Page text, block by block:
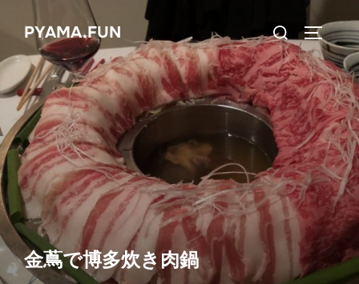
テ
ツ
ス
キ
ッ
プ
PYAMA.FUN
検
索
対
象:
サイドバ
金蔦で博多炊き肉鍋